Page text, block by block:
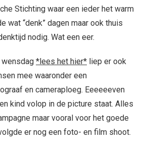
Stichting waar een ieder het warm
wat “denk” dagen maar ook thuis
nodig. Wat een eer.
*lees het hier* liep er ook
mee waaronder een
en cameraploeg. Eeeeeeven
kind volop in de picture staat. Alles
maar vooral voor het goede
er nog een foto- en film shoot.